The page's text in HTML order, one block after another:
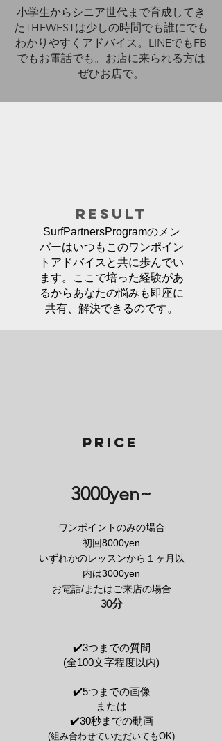
​小学生からシニア世代まで育成してき
たTHEWESTは少しの時間でも誰にでも
わかりやすくアドバイス。LINEでもFB
でもお電話でも。お店に来られる方は
ぜひお店で。
SurfPartnersProgramのメン
バーはいつもこのワンポイン
トアドバイスと共に歩んでい
ます。ここで培った経験があ
るからあなたの悩みも即座に
共有、解決できるのです。
RESULT
PRICE
3000yen~
ワンポイントのみの場合
初回8000yen
いずれかのレッスンから１ヶ月以
内は3000yen
お電話/またはご来店の場合
30分
✔️3つまでの質問
(全100文字程度以内)
✔️5つまでの画像
または
✔️30秒までの動画
(組み合わせていただいてもOK)